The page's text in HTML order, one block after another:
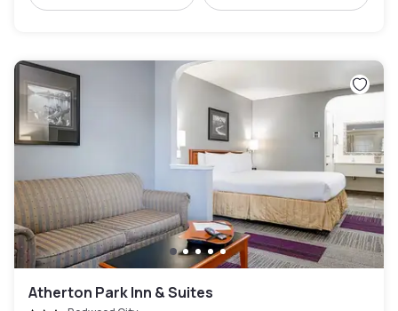
Atherton Park Inn & Suites